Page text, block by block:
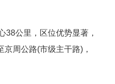
公里，区位优势显著，
周公路(市级主干路)，